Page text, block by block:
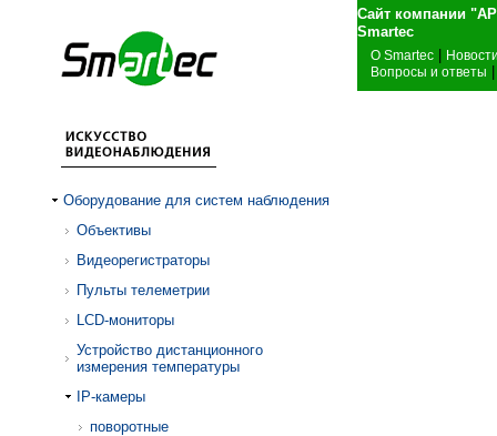
Сайт компании
О Smartec
Вопросы и ответы
Оборудование для систем наблюдения
Объективы
Видеорегистраторы
Пульты телеметрии
LCD-мониторы
Устройство дистанционного
измерения температуры
IP-камеры
поворотные